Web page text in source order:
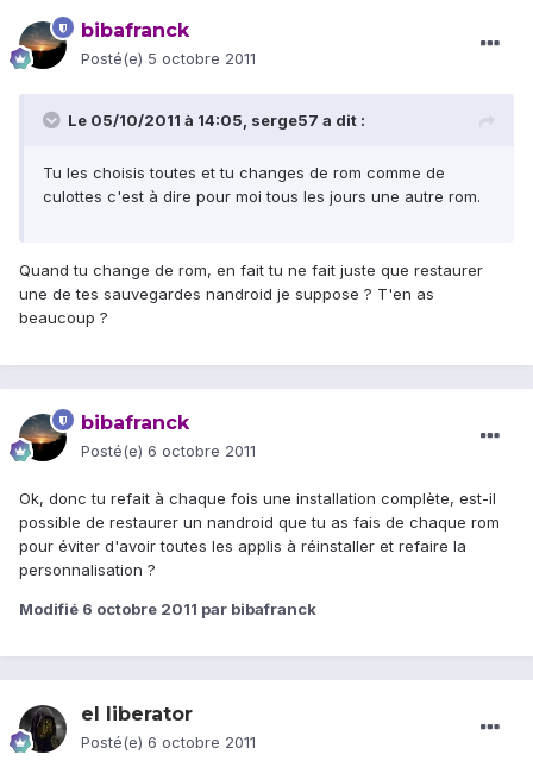
bibafranck
Posté(e) 5 octobre 2011
Le 05/10/2011 à 14:05, serge57 a dit :
Tu les choisis toutes et tu changes de rom comme de
culottes c'est à dire pour moi tous les jours une autre rom.
Quand tu change de rom, en fait tu ne fait juste que restaurer
une de tes sauvegardes nandroid je suppose ? T'en as
beaucoup ?
bibafranck
Posté(e) 6 octobre 2011
Ok, donc tu refait à chaque fois une installation complète, est-il
possible de restaurer un nandroid que tu as fais de chaque rom
pour éviter d'avoir toutes les applis à réinstaller et refaire la
personnalisation ?
Modifié 6 octobre 2011 par bibafranck
el liberator
Posté(e) 6 octobre 2011